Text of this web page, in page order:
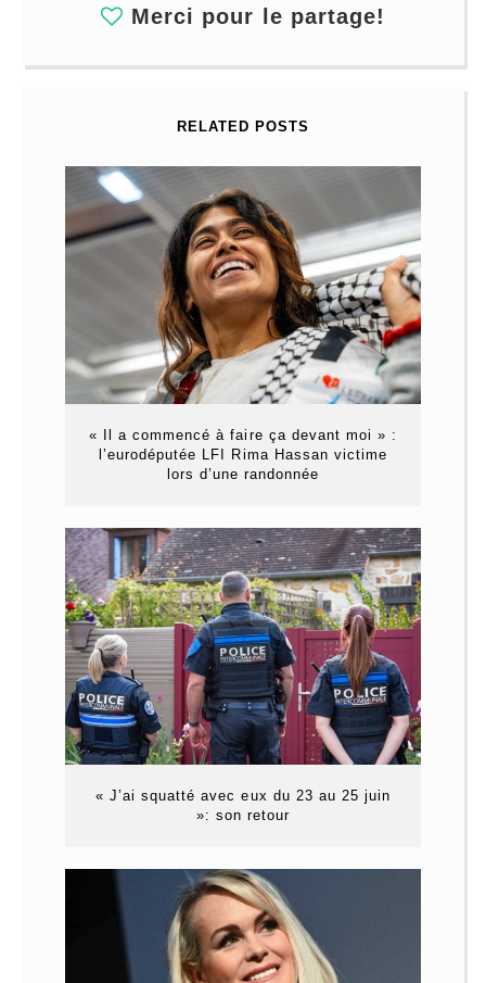
Merci pour le partage!
RELATED POSTS
« Il a commencé à faire ça devant moi » :
l’eurodéputée LFI Rima Hassan victime
lors d’une randonnée
« J’ai squatté avec eux du 23 au 25 juin
»: son retour